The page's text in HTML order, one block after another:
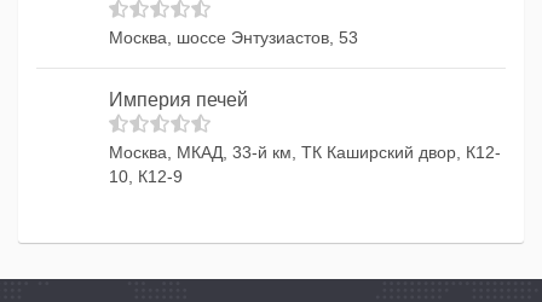
Москва, шоссе Энтузиастов, 53
Империя печей
Москва, МКАД, 33-й км, ТК Каширский двор, К12-
10, К12-9